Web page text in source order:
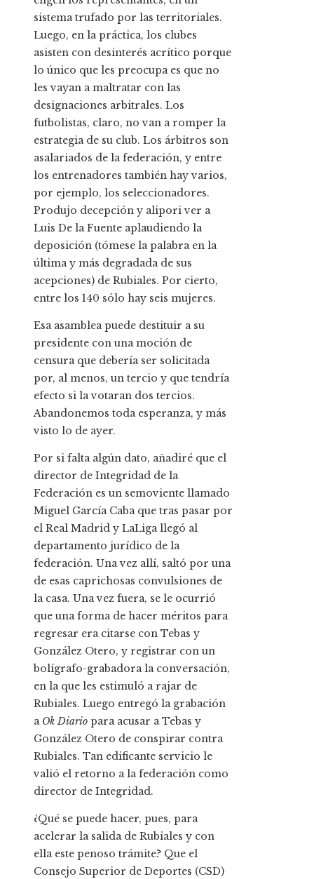
sistema trufado por las territoriales.
Luego, en la práctica, los clubes
asisten con desinterés acrítico porque
lo único que les preocupa es que no
les vayan a maltratar con las
designaciones arbitrales. Los
futbolistas, claro, no van a romper la
estrategia de su club. Los árbitros son
asalariados de la federación, y entre
los entrenadores también hay varios,
por ejemplo, los seleccionadores.
Produjo decepción y alipori ver a
Luis De la Fuente aplaudiendo la
deposición (tómese la palabra en la
última y más degradada de sus
acepciones) de Rubiales. Por cierto,
entre los 140 sólo hay seis mujeres.
Esa asamblea puede destituir a su
presidente con una moción de
censura que debería ser solicitada
por, al menos, un tercio y que tendría
efecto si la votaran dos tercios.
Abandonemos toda esperanza, y más
visto lo de ayer.
Por si falta algún dato, añadiré que el
director de Integridad de la
Federación es un semoviente llamado
Miguel García Caba que tras pasar por
el Real Madrid y LaLiga llegó al
departamento jurídico de la
federación. Una vez allí, saltó por una
de esas caprichosas convulsiones de
la casa. Una vez fuera, se le ocurrió
que una forma de hacer méritos para
regresar era citarse con Tebas y
González Otero, y registrar con un
bolígrafo-grabadora la conversación,
en la que les estimuló a rajar de
Rubiales. Luego entregó la grabación
a Ok Diario para acusar a Tebas y
González Otero de conspirar contra
Rubiales. Tan edificante servicio le
valió el retorno a la federación como
director de Integridad.
¿Qué se puede hacer, pues, para
acelerar la salida de Rubiales y con
ella este penoso trámite? Que el
Consejo Superior de Deportes (CSD)